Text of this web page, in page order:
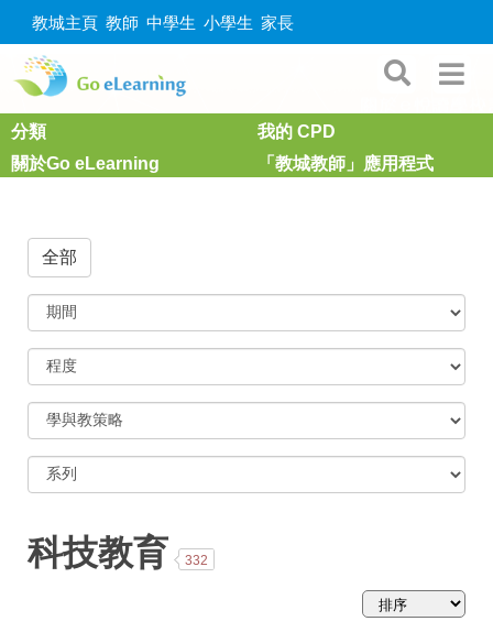
教城主頁 教師 中學生 小學生 家長
分類
我的 CPD
關於Go eLearning
「教城教師」應用程式
全部
間
度
與
策
科技教育 332